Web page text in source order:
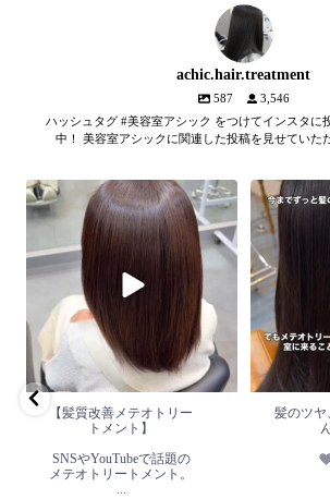
achic.hair.treatment
587
3,546
ハッシュタグ #美容室アシック をつけてインスタに
中！ 美容室アシックに関連した投稿を見せていた
【髪質改善メテオトリートメン
SNSやYouTubeで話題のメテオト
リートメント。
2 0
【髪質改善メテオトリー
トメント】
SNSやYouTubeで話題の
メテオトリートメント。
...
髪のツ
髪のツヤ